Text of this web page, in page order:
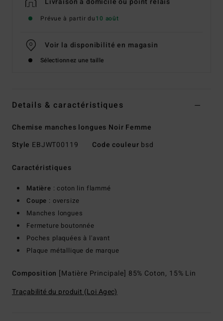
Prévue à partir du10 août
Voir la disponibilité en magasin
Sélectionnez une taille
Details & caractéristiques
Chemise manches longues Noir Femme
Style EBJWT00119 Code couleur bsd
Caractéristiques
Matière : coton lin flammé
Coupe : oversize
Manches longues
Fermeture boutonnée
Poches plaquées à l'avant
Plaque métallique de marque
Composition [Matière Principale] 85% Coton, 15% Lin
Traçabilité du produit (Loi Agec)